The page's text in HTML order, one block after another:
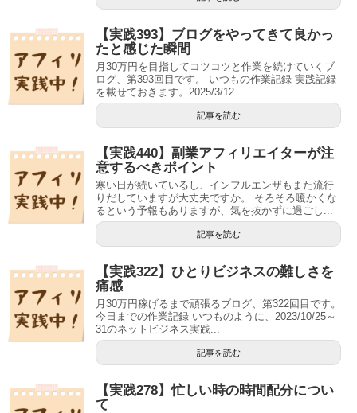
【実践393】ブログをやってきて良かっ
たと感じた瞬間
月30万円を目指してコツコツと作業を続けていくブ
ログ、第393回目です。 いつもの作業記録 実践記録
を載せておきます。2025/3/12...
記事を読む
【実践440】副業アフィリエイターが注
意するべきポイント
寒い日が続いているし、インフルエンザもまた流行
りだしていますが大丈夫ですか。 そろそろ暖かくな
るという予報もありますが、気を抜かずに過ごし...
記事を読む
【実践322】ひとりビジネスの難しさを
痛感
月30万円稼げるまで頑張るブログ、第322回目です。
今日までの作業記録 いつものように、2023/10/25～
31のネットビジネス実践...
記事を読む
【実践278】忙しい時の時間配分につい
て